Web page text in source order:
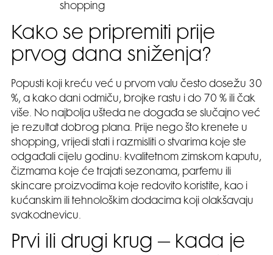
shopping
Kako se pripremiti prije
prvog dana sniženja?
Popusti koji kreću već u prvom valu često dosežu 30
%, a kako dani odmiču, brojke rastu i do 70 % ili čak
više. No najbolja ušteda ne događa se slučajno već
je rezultat dobrog plana. Prije nego što krenete u
shopping, vrijedi stati i razmisliti o stvarima koje ste
odgađali cijelu godinu: kvalitetnom zimskom kaputu,
čizmama koje će trajati sezonama, parfemu ili
skincare proizvodima koje redovito koristite, kao i
kućanskim ili tehnološkim dodacima koji olakšavaju
svakodnevicu.
Prvi ili drugi krug – kada je